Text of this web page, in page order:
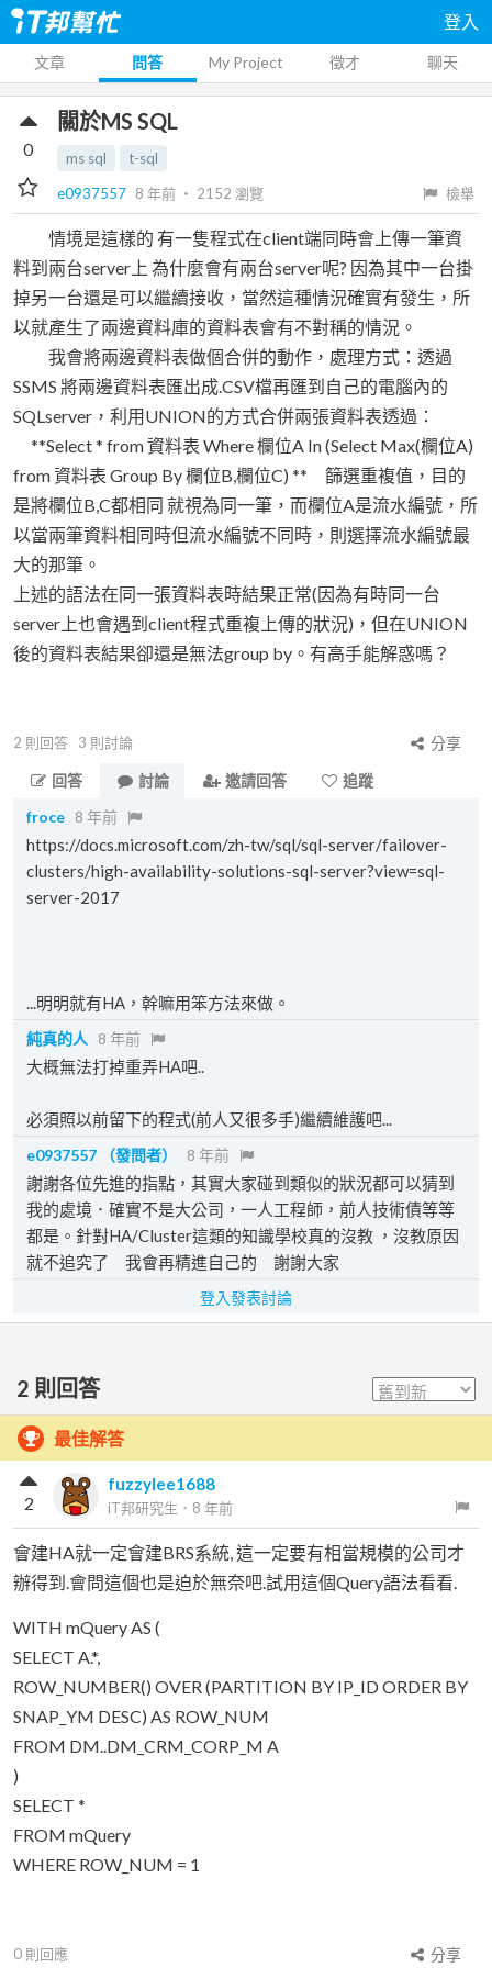
登入
文章 問答 My Project 徵才 聊天
關於MS SQL
ms sql
t-sql
e0937557 8 年前 ‧ 2152 瀏覽 檢舉
0
情境是這樣的 有一隻程式在client端同時會上傳一筆資
料到兩台server上 為什麼會有兩台server呢? 因為其中一台掛
掉另一台還是可以繼續接收，當然這種情況確實有發生，所
以就產生了兩邊資料庫的資料表會有不對稱的情況。
我會將兩邊資料表做個合併的動作，處理方式：透過
SSMS 將兩邊資料表匯出成.CSV檔再匯到自己的電腦內的
SQLserver，利用UNION的方式合併兩張資料表透過：
**Select * from 資料表 Where 欄位A In (Select Max(欄位A)
from 資料表 Group By 欄位B,欄位C) ** 篩選重複值，目的
是將欄位B,C都相同 就視為同一筆，而欄位A是流水編號，所
以當兩筆資料相同時但流水編號不同時，則選擇流水編號最
大的那筆。
上述的語法在同一張資料表時結果正常(因為有時同一台
server上也會遇到client程式重複上傳的狀況)，但在UNION
後的資料表結果卻還是無法group by。有高手能解惑嗎？
2 則回答 3 則討論
分享
回答
討論 邀請回答
追蹤
froce 8 年前
https://docs.microsoft.com/zh-tw/sql/sql-server/failover-
clusters/high-availability-solutions-sql-server?view=sql-
server-2017
...明明就有HA，幹嘛用笨方法來做。
純真的人 8 年前
大概無法打掉重弄HA吧..
必須照以前留下的程式(前人又很多手)繼續維護吧...
e0937557 （發問者） 8 年前
謝謝各位先進的指點，其實大家碰到類似的狀況都可以猜到
我的處境．確實不是大公司，一人工程師，前人技術債等等
都是。針對HA/Cluster這類的知識學校真的沒教 ，沒教原因
就不追究了 我會再精進自己的 謝謝大家
登入發表討論
2 則回答
最佳解答
fuzzylee1688
iT邦研究生 ． 8 年前
2
會建HA就一定會建BRS系統, 這一定要有相當規模的公司才
辦得到.會問這個也是迫於無奈吧.試用這個Query語法看看.
WITH mQuery AS (
SELECT A.*,
ROW_NUMBER() OVER (PARTITION BY IP_ID ORDER BY
SNAP_YM DESC) AS ROW_NUM
FROM DM..DM_CRM_CORP_M A
)
SELECT *
FROM mQuery
WHERE ROW_NUM = 1
0 則回應
分享